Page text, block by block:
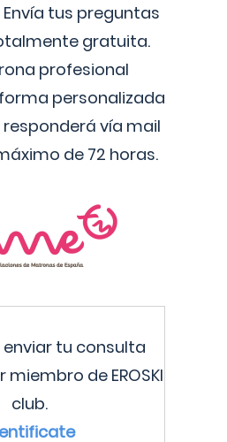
tus preguntas
gratuita.
profesional
personalizada
vía mail
de 72 horas.
enviar tu consulta
miembro de EROSKI
club.